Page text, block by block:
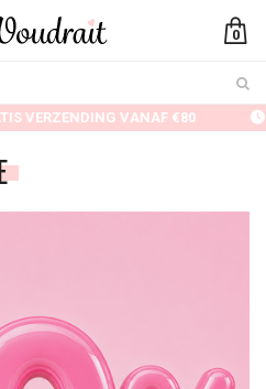
0
VERZENDING VANAF €80